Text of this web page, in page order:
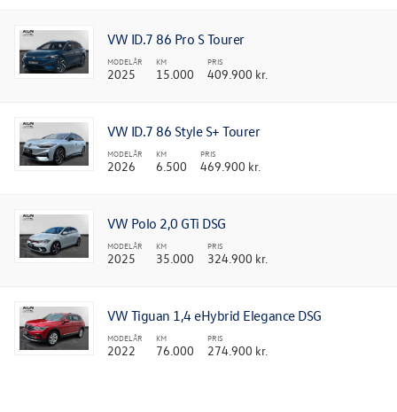
VW ID.7 86 Pro S Tourer
MODELÅR
2025
KM
15.000
PRIS
409.900 kr.
VW ID.7 86 Style S+ Tourer
MODELÅR
2026
KM
6.500
PRIS
469.900 kr.
VW Polo 2,0 GTi DSG
MODELÅR
2025
KM
35.000
PRIS
324.900 kr.
VW Tiguan 1,4 eHybrid Elegance DSG
MODELÅR
2022
KM
76.000
PRIS
274.900 kr.